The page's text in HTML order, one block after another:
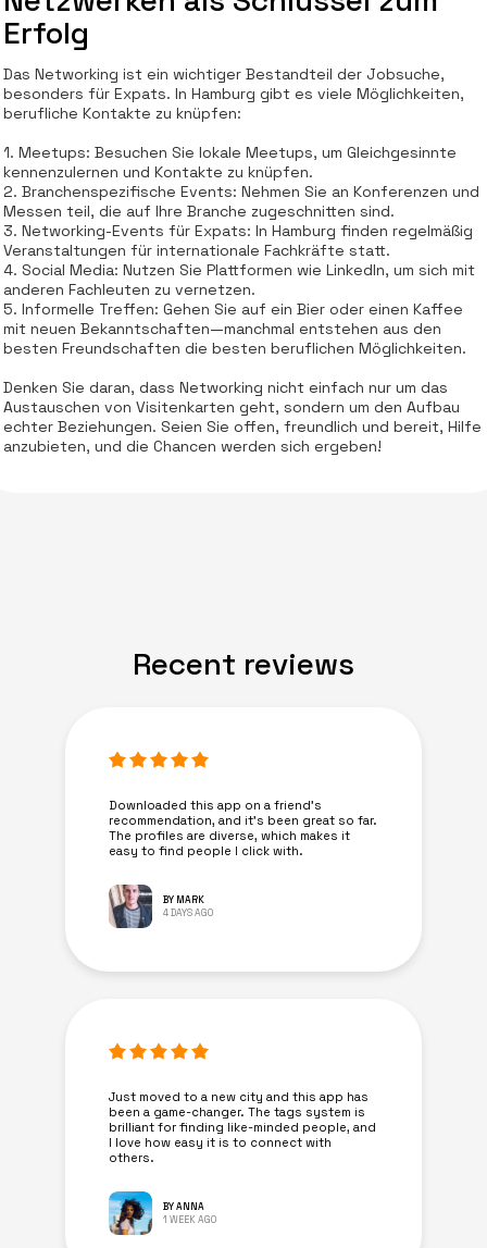
Erfolg
Das Networking ist ein wichtiger Bestandteil der Jobsuche,
besonders für Expats. In Hamburg gibt es viele Möglichkeiten,
berufliche Kontakte zu knüpfen:
1. Meetups: Besuchen Sie lokale Meetups, um Gleichgesinnte
kennenzulernen und Kontakte zu knüpfen.
2. Branchenspezifische Events: Nehmen Sie an Konferenzen und
Messen teil, die auf Ihre Branche zugeschnitten sind.
3. Networking-Events für Expats: In Hamburg finden regelmäßig
Veranstaltungen für internationale Fachkräfte statt.
4. Social Media: Nutzen Sie Plattformen wie LinkedIn, um sich mit
anderen Fachleuten zu vernetzen.
5. Informelle Treffen: Gehen Sie auf ein Bier oder einen Kaffee
mit neuen Bekanntschaften—manchmal entstehen aus den
besten Freundschaften die besten beruflichen Möglichkeiten.
Denken Sie daran, dass Networking nicht einfach nur um das
Austauschen von Visitenkarten geht, sondern um den Aufbau
echter Beziehungen. Seien Sie offen, freundlich und bereit, Hilfe
anzubieten, und die Chancen werden sich ergeben!
Recent reviews
Downloaded this app on a friend's
recommendation, and it’s been great so far.
The profiles are diverse, which makes it
easy to find people I click with.
BY MARK
4 DAYS AGO
Just moved to a new city and this app has
been a game-changer. The tags system is
brilliant for finding like-minded people, and
I love how easy it is to connect with
others.
BY ANNA
1 WEEK AGO